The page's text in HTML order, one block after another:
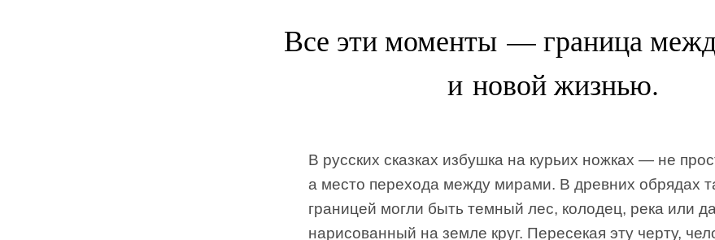
Все эти моменты — граница
и новой жизнью.
В русских сказках избушка на курьих ножках — не
а место перехода между мирами. В древних обрядах
границей могли быть темный лес, колодец, река или
нарисованный на земле круг. Пересекая эту черту,